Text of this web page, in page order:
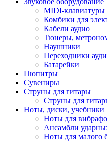
Звуковое оборудование
MIDI-клавиатуры
Комбики для
Кабели аудио
Тюнеры,
Наушники
Переходники
Батарейки
Пюпитры
Сувениры
Струны для гитары
Струны для
Ноты, диски, учебники
Ноты для
Ансамбли
Ноты для малого